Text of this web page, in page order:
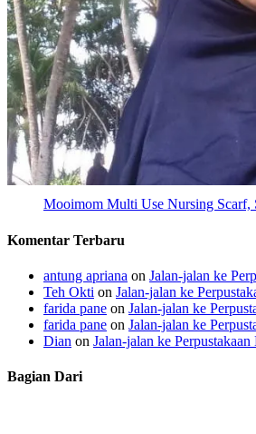
Mooimom Multi Use Nursing Scarf,
Komentar Terbaru
antung apriana on Jalan-jalan ke
Teh Okti on Jalan-jalan ke
farida pane on Jalan-jalan ke
farida pane on Jalan-jalan ke
Dian on Jalan-jalan ke
Bagian Dari